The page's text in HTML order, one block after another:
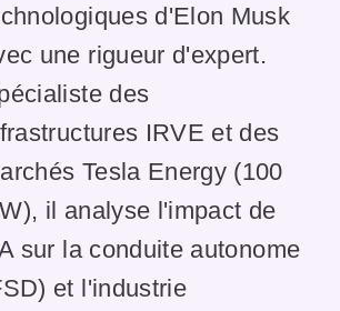
d'Elon Musk
une rigueur d'expert.
des
IRVE et des
Tesla Energy (100
il analyse l'impact de
sur la conduite autonome
et l'industrie